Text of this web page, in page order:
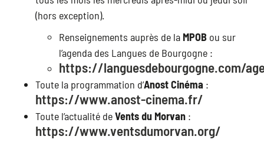
(hors exception).
Renseignements auprès de la MPOB ou sur
l’agenda des Langues de Bourgogne :
https://languesdebourgogne.com/
Toute la programmation d’Anost Cinéma :
https://www.anost-cinema.fr/
Toute l’actualité deVents du Morvan :
https://www.ventsdumorvan.org/